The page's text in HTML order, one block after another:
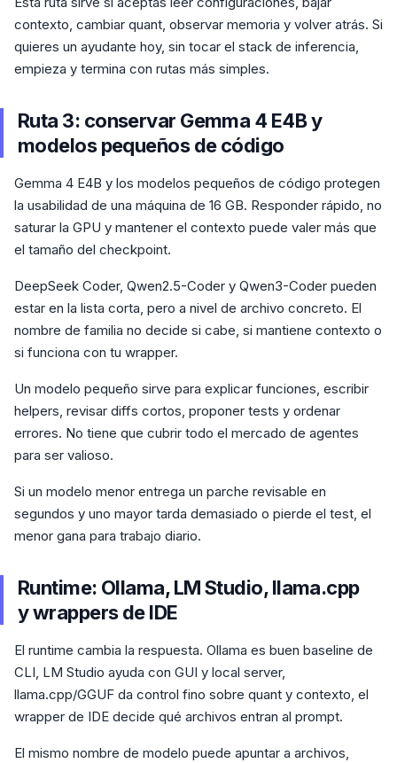
contexto, cambiar quant, observar memoria y volver atrás. Si
quieres un ayudante hoy, sin tocar el stack de inferencia,
empieza y termina con rutas más simples.
Ruta 3: conservar Gemma 4 E4B y
modelos pequeños de código
Gemma 4 E4B y los modelos pequeños de código protegen
la usabilidad de una máquina de 16 GB. Responder rápido, no
saturar la GPU y mantener el contexto puede valer más que
el tamaño del checkpoint.
DeepSeek Coder, Qwen2.5-Coder y Qwen3-Coder pueden
estar en la lista corta, pero a nivel de archivo concreto. El
nombre de familia no decide si cabe, si mantiene contexto o
si funciona con tu wrapper.
Un modelo pequeño sirve para explicar funciones, escribir
helpers, revisar diffs cortos, proponer tests y ordenar
errores. No tiene que cubrir todo el mercado de agentes
para ser valioso.
Si un modelo menor entrega un parche revisable en
segundos y uno mayor tarda demasiado o pierde el test, el
menor gana para trabajo diario.
Runtime: Ollama, LM Studio, llama.cpp
y wrappers de IDE
El runtime cambia la respuesta. Ollama es buen baseline de
CLI, LM Studio ayuda con GUI y local server,
llama.cpp/GGUF da control fino sobre quant y contexto, el
wrapper de IDE decide qué archivos entran al prompt.
El mismo nombre de modelo puede apuntar a archivos,